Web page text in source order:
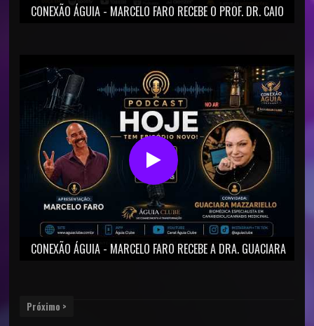
CONEXÃO ÁGUIA - MARCELO FARO RECEBE O PROF. DR. CAIO
CONEXÃO ÁGUIA - MARCELO FARO RECEBE A DRA. GUACIARA
Próximo >